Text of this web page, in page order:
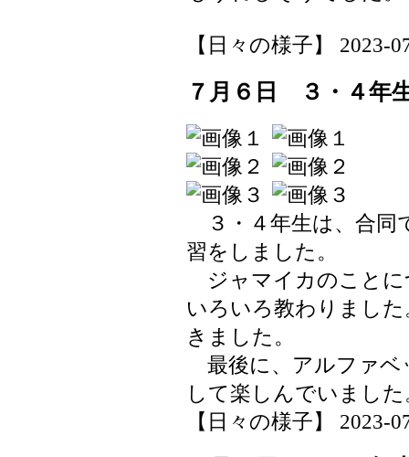
【日々の様子】 2023-
７月６日 ３・４年
３・４年生は、合同
習をしました。
ジャマイカのことに
いろいろ教わりまし
きました。
最後に、アルファベ
して楽しんでいました
【日々の様子】 2023-